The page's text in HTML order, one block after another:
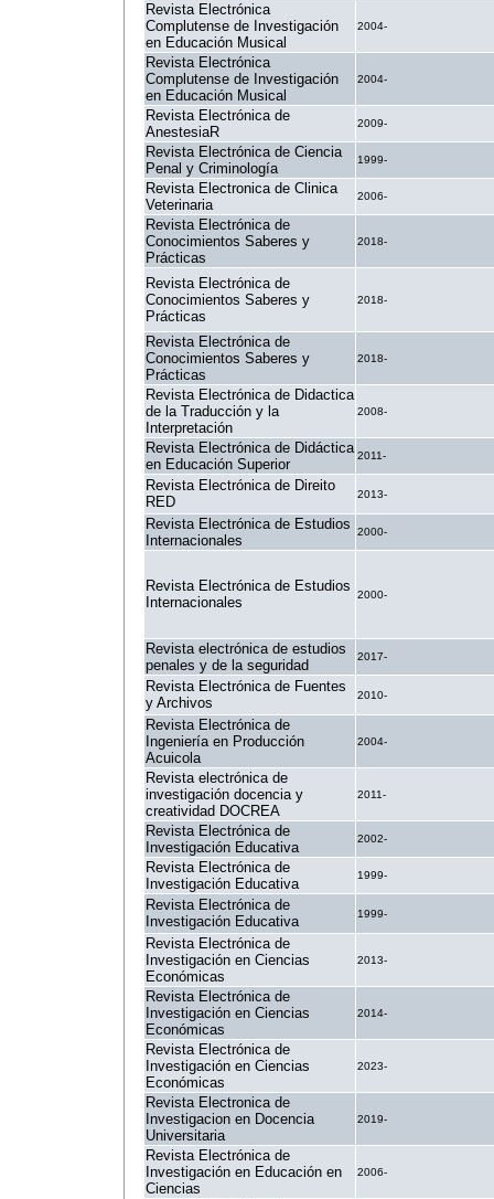
Revista Electrónica
Complutense de Investigación
en Educación Musical
2004-
Revista Electrónica
Complutense de Investigación
en Educación Musical
2004-
Revista Electrónica de
AnestesiaR
2009-
Revista Electrónica de Ciencia
Penal y Criminología
1999-
Revista Electronica de Clinica
Veterinaria
2006-
Revista Electrónica de
Conocimientos Saberes y
Prácticas
2018-
Revista Electrónica de
Conocimientos Saberes y
Prácticas
2018-
Revista Electrónica de
Conocimientos Saberes y
Prácticas
2018-
Revista Electrónica de Didactica
de la Traducción y la
Interpretación
2008-
Revista Electrónica de Didáctica
en Educación Superior
2011-
Revista Electrónica de Direito
RED
2013-
Revista Electrónica de Estudios
Internacionales
2000-
Revista Electrónica de Estudios
Internacionales
2000-
Revista electrónica de estudios
penales y de la seguridad
2017-
Revista Electrónica de Fuentes
y Archivos
2010-
Revista Electrónica de
Ingeniería en Producción
Acuicola
2004-
Revista electrónica de
investigación docencia y
creatividad DOCREA
2011-
Revista Electrónica de
Investigación Educativa
2002-
Revista Electrónica de
Investigación Educativa
1999-
Revista Electrónica de
Investigación Educativa
1999-
Revista Electrónica de
Investigación en Ciencias
Económicas
2013-
Revista Electrónica de
Investigación en Ciencias
Económicas
2014-
Revista Electrónica de
Investigación en Ciencias
Económicas
2023-
Revista Electronica de
Investigacion en Docencia
Universitaria
2019-
Revista Electrónica de
Investigación en Educación en
Ciencias
2006-